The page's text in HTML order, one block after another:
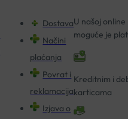
Dostava
Načini
plaćanja
Povrat i
reklamacija
Izjava o
U našoj
moguće je
Kreditnim i
karticama